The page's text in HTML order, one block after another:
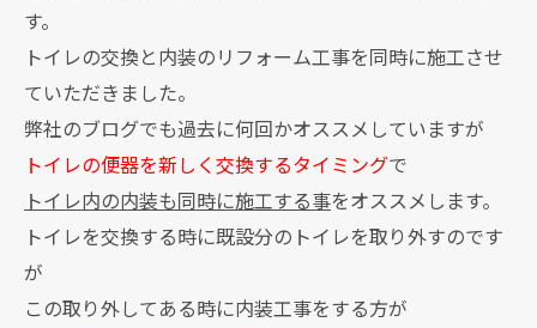
す。
トイレの交換と内装のリフォーム工事を同時に施工させ
ていただきました。
弊社のブログでも過去に何回かオススメしていますが
トイレの便器を新しく交換するタイミングで
トイレ内の内装も同時に施工する事をオススメします。
トイレを交換する時に既設分のトイレを取り外すのです
が
この取り外してある時に内装工事をする方が